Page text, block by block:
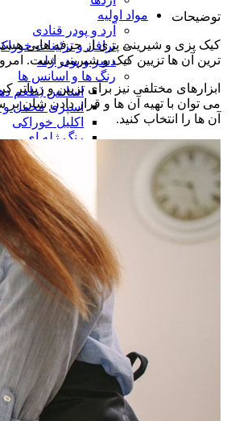
مواد اولیه
آرد و پودر قنادی
ترافل و تزئینات
دسر و پودر ژله
رنگ ها و اسانس ها
اسانس (طعم
اسپری مخمل و
اکلیل خوراکی
رنگ ژله ای
رنگ های پودری
رنگ‌های مایع
سوسیس و کالباس و
ابزارها
ادویه ها
مواد اولیه
شکلات تخته ای و
فیلینگ و تاپینگ
محصولات نانی
قالب و ابزارها
مواد اولیه نان
مواد اولیه فوندانت
مواد شیرینی پزی
جستجو
علاقه مندی
توضیحات
کیک پزی و شیرینی پزی از حرفه هایی
ترین آن ها تزیین کیک و شیرینی است.
ابزارهای مختلفی نیز برای تزیین و
می توان با تهیه آن ها و قرار دادن شان
آن ها را انتخاب کنید.